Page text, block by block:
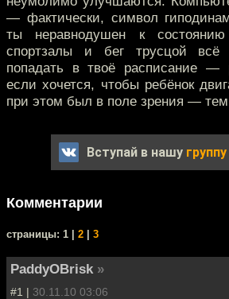
— фактически, символ
ты неравнодушен к
спортзалы и бег трусцой
попадать в твоё расписание
если хочется, чтобы ребёнок
при этом был в поле зрения —
Вступай в нашу
Комментарии
cтраницы: 1 | 2 3
PaddyOBrisk »
#1 | 30.11.10 03:06